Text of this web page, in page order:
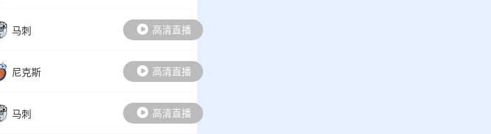
马刺 高清直播
尼克斯 高清直播
马刺 高清直播